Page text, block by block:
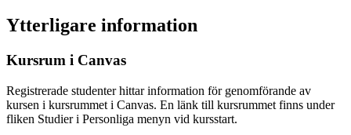
Ytterligare information
Kursrum i Canvas
Registrerade studenter hittar information för genomförande av
kursen i kursrummet i Canvas. En länk till kursrummet finns under
fliken Studier i Personliga menyn vid kursstart.